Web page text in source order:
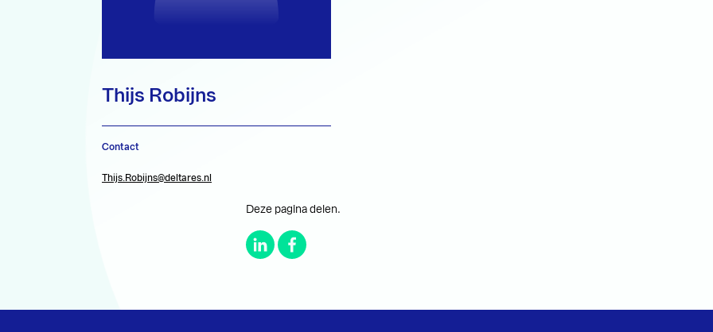
Thijs Robijns
Contact
Thijs.Robijns@deltares.nl
Deze pagina delen.